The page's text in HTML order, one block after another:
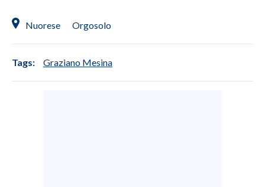
Nuorese Orgosolo
Tags: Graziano Mesina